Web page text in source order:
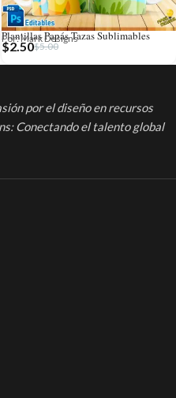
Plantillas Papás Tazas Sublimables
Por: Mark Designs
$5.00
$2.50
por el diseño en recursos
Conectando el talento global